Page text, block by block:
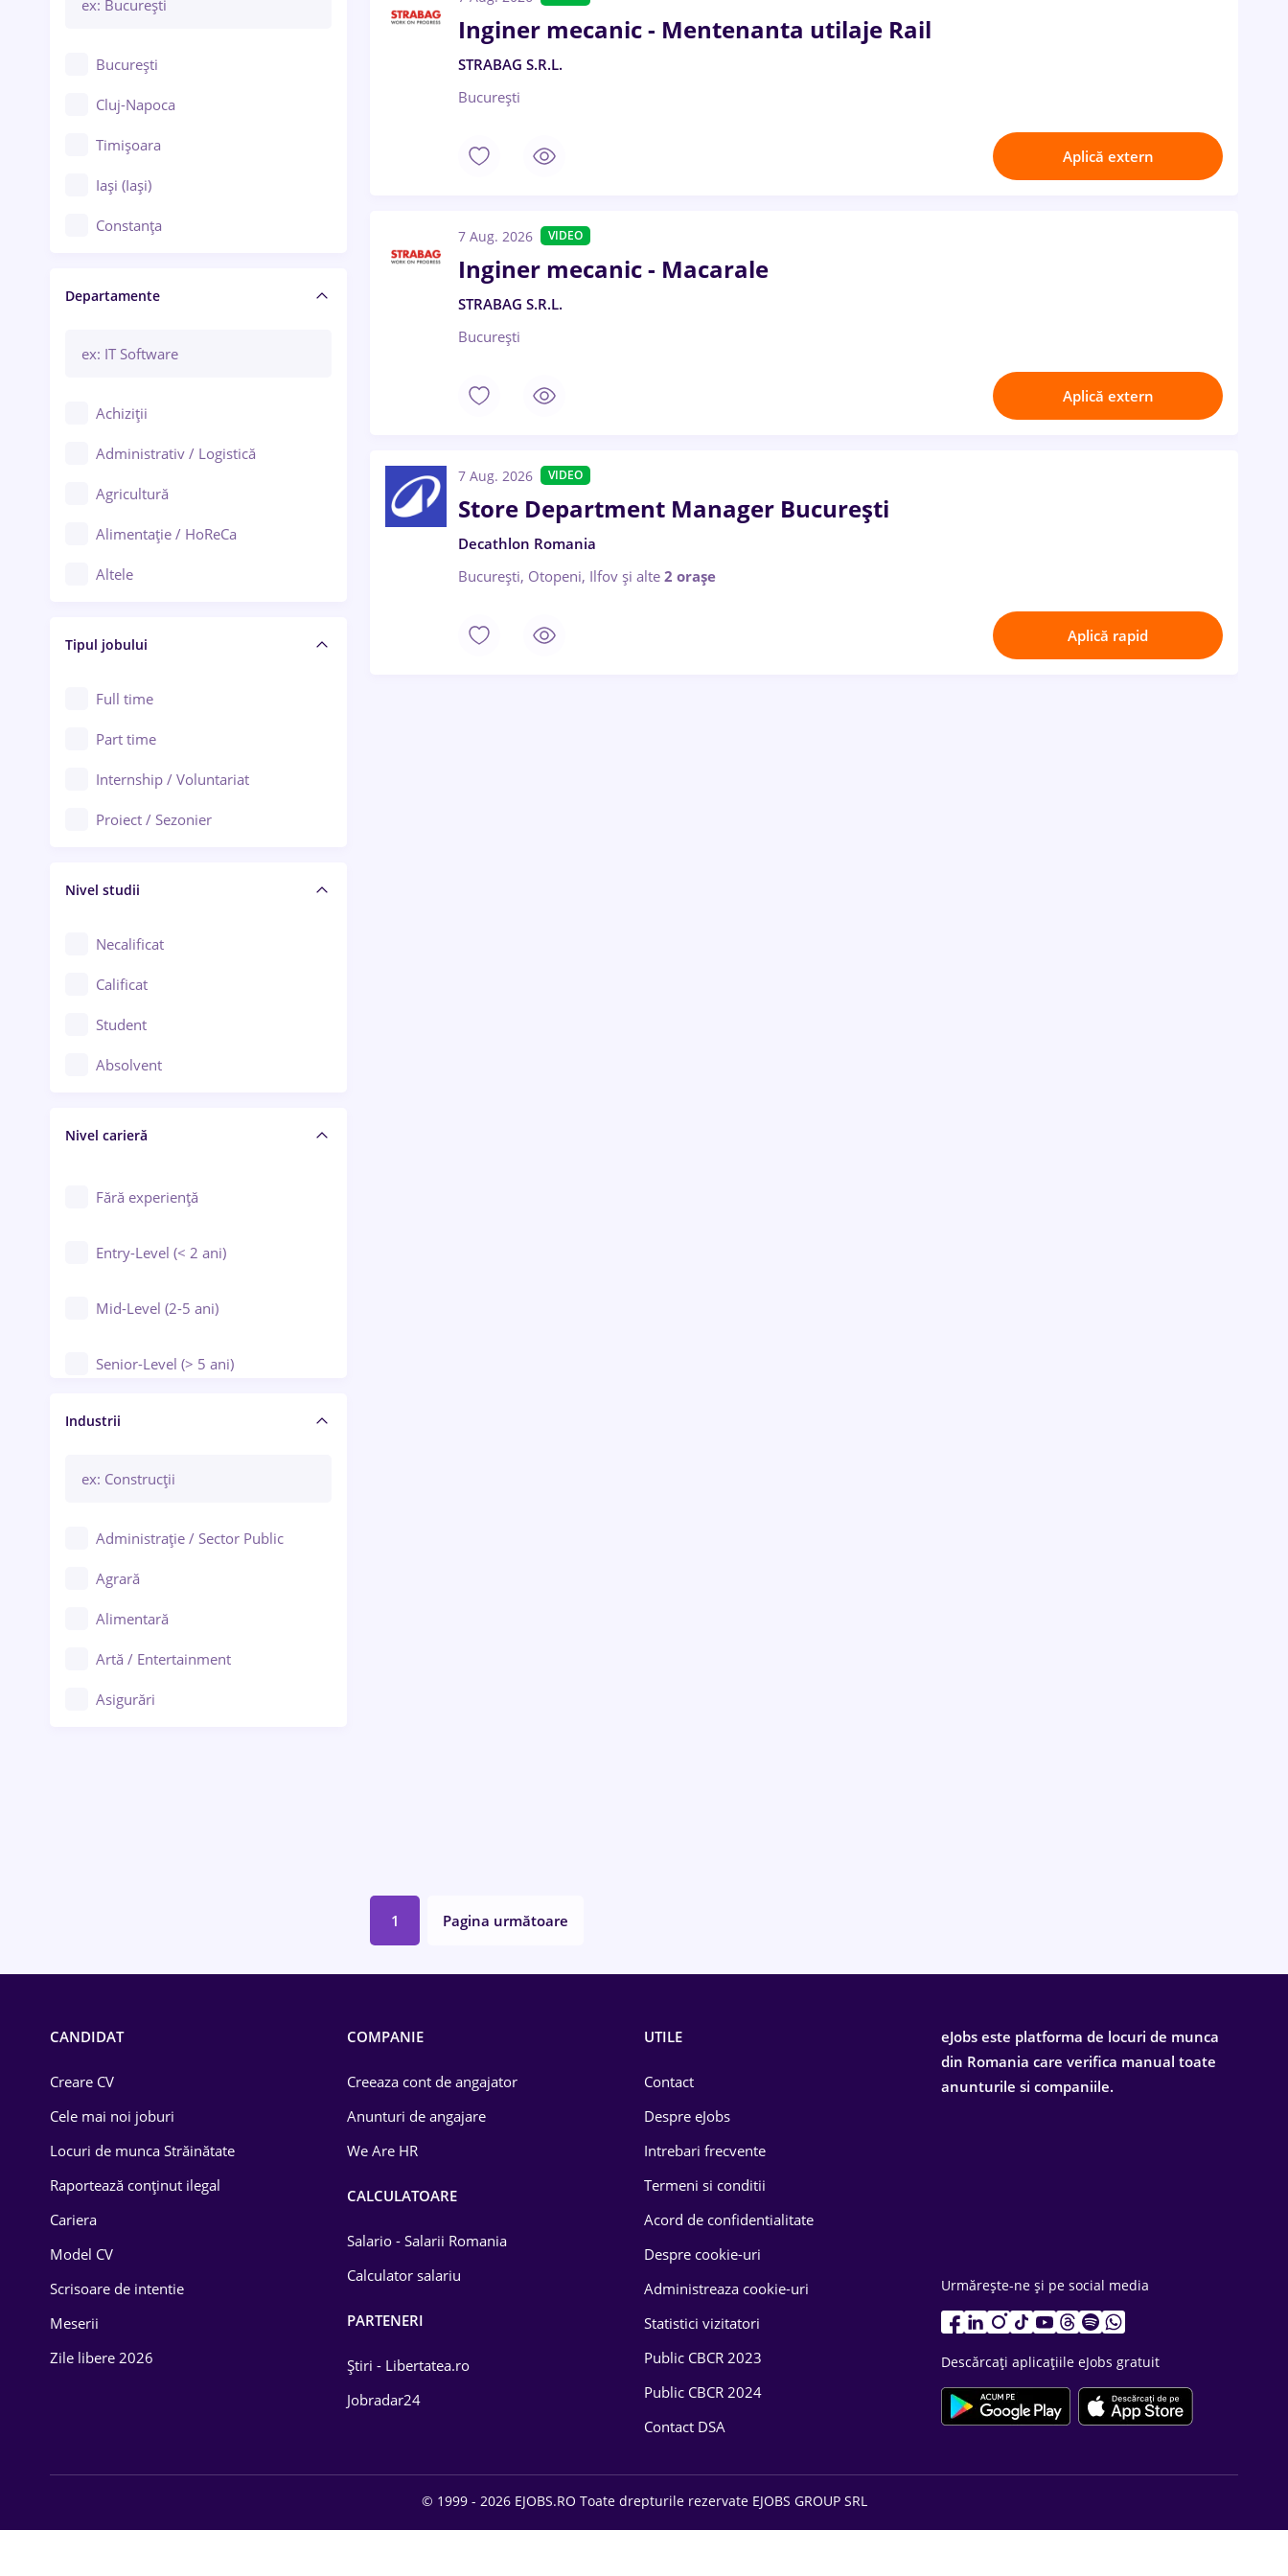
București
Cluj-Napoca
Timișoara
Iași (Iași)
Constanța
Brașov
Bacău
Galați (Galați)
Ploiești
Arad
Baia Mare
Bârlad
Bistrița (Bistrița-Năsăud)
Departamente
Achiziții
Administrativ / Logistică
Agricultură
Alimentație / HoReCa
Altele
Asigurări
Au pair / Babysitter / Curățenie
Audit / Consultanță
Auto / Echipamente
Automatizări
Cercetare - dezvoltare
Chimie / Biochimie
Confecții / Design vestimentar
Construcții / Instalații
Controlul calității
Educație / Training / Arte
Tipul jobului
Full time
Part time
Internship / Voluntariat
Proiect / Sezonier
Nivel studii
Necalificat
Calificat
Student
Absolvent
Nivel carieră
Fără experiență
Entry-Level (< 2 ani)
Mid-Level (2-5 ani)
Senior-Level (> 5 ani)
Manager / Executiv
Industrii
Administrație / Sector Public
Agrară
Alimentară
Artă / Entertainment
Asigurări
IT / Telecom
Lemn / PVC
Mașini / Auto
Media / Internet
Inginer mecanic - Mentenanta utilaje Rail
STRABAG S.R.L.
București
Aplică extern
7 Aug. 2026 VIDEO
Inginer mecanic - Macarale
STRABAG S.R.L.
București
Aplică extern
7 Aug. 2026 VIDEO
Store Department Manager București
Decathlon Romania
București, Otopeni, Ilfov și alte 2 orașe
Aplică rapid
1 Pagina următoare
CANDIDAT
Creare CV
Cele mai noi joburi
Locuri de munca Străinătate
Raportează conținut ilegal
Cariera
Model CV
Scrisoare de intentie
Meserii
Zile libere 2026
COMPANIE
Creeaza cont de angajator
Anunturi de angajare
We Are HR
CALCULATOARE
Salario - Salarii Romania
Calculator salariu
PARTENERI
Știri - Libertatea.ro
Jobradar24
UTILE
Contact
Despre eJobs
Intrebari frecvente
Termeni si conditii
Acord de confidentialitate
Despre cookie-uri
Administreaza cookie-uri
Statistici vizitatori
Public CBCR 2023
Public CBCR 2024
Contact DSA
eJobs este platforma de locuri de munca
din Romania care verifica manual toate
anunturile si companiile.
Urmărește-ne și pe social media
Descărcați aplicațiile eJobs gratuit
© 1999 - 2026 EJOBS.RO Toate drepturile rezervate EJOBS GROUP SRL